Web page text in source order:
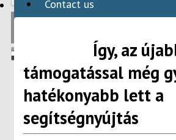
Contact us
Így, az
támogatással még
hatékonyabb lett a
segítségnyújtás